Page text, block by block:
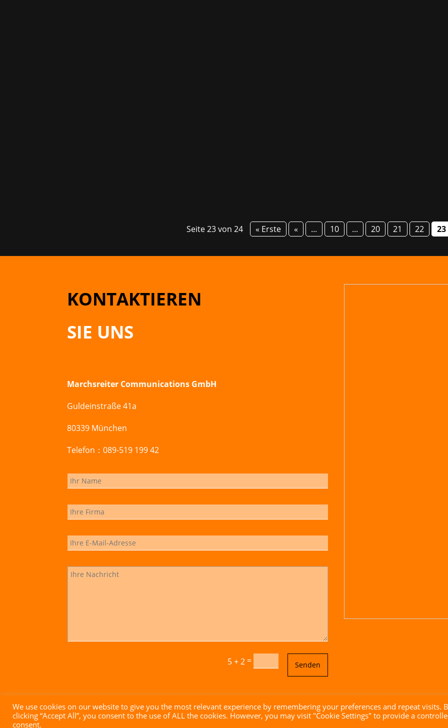
Seite 23 von 24 « Erste « ... 10 ... 20 21 22 23
KONTAKTIEREN
SIE UNS
Marchsreiter Communications GmbH
Guldeinstraße 41a
80339 München
Telefon：089-519 199 42
5 + 2 = Senden
Impressum|Datenschutz|AGB| Website mit ♥ vonbrandgrad° GmbH
We use cookies on our website to give you the most relevant experience by remembering your preferences and repeat visits.
clicking “Accept All”, you consent to the use of ALL the cookies. However, you may visit "Cookie Settings" to provide a
consent.